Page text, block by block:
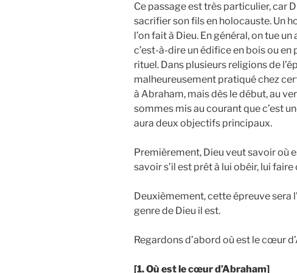
Ce passage est très particulier, car
sacrifier son fils en holocauste. Un
l’on fait à Dieu. En général, on tue
c’est-à-dire un édifice en bois ou
rituel. Dans plusieurs religions de
malheureusement pratiqué chez
à Abraham, mais dès le début, au
sommes mis au courant que c’est
aura deux objectifs principaux.
Premièrement, Dieu veut savoir où
savoir s’il est prêt à lui obéir, lui
Deuxièmement, cette épreuve sera
genre de Dieu il est.
Regardons d’abord où est le cœur
[1. Où est le cœur d’Abraham]